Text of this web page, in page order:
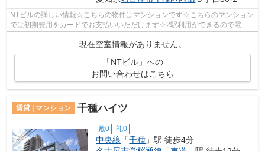
NTビルの詳しい情報☆こちらの物件はマンションです☆こちらのマンション
では初期費用をカードでお支払いいただけます☆2駅利用ができるので電車
現在空室情報がありません。
「NTビル」への
お問い合わせはこちら
賃貸 | マンション 千種ハイツ
敷0 礼0
中央線 「千種 」駅 徒歩4分